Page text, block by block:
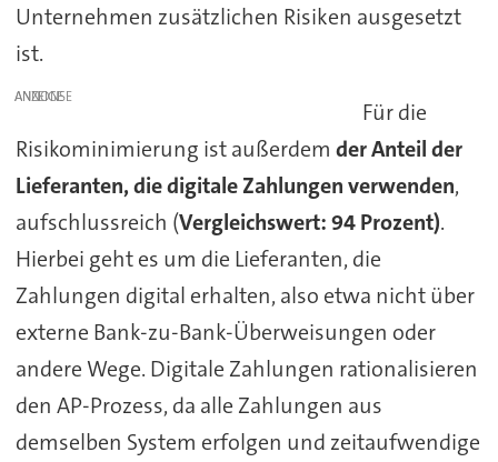
Unternehmen zusätzlichen Risiken ausgesetzt
ist.
ANZEIGE
Für die
Risikominimierung ist außerdem der Anteil der
Lieferanten, die digitale Zahlungen verwenden,
aufschlussreich (Vergleichswert: 94 Prozent).
Hierbei geht es um die Lieferanten, die
Zahlungen digital erhalten, also etwa nicht über
externe Bank-zu-Bank-Überweisungen oder
andere Wege. Digitale Zahlungen rationalisieren
den AP-Prozess, da alle Zahlungen aus
demselben System erfolgen und zeitaufwendige